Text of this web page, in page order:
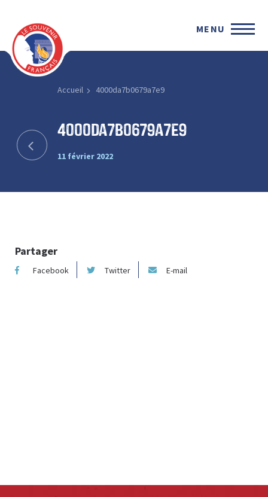
MENU
Accueil 4000da7b0679a7e9
4000da7b0679a7e9
11 février 2022
Partager
Facebook Twitter E-mail